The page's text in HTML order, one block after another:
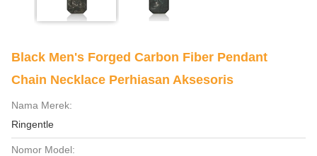
Black Men's Forged Carbon Fiber Pendant
Chain Necklace Perhiasan Aksesoris
Nama Merek:
Ringentle
Nomor Model: